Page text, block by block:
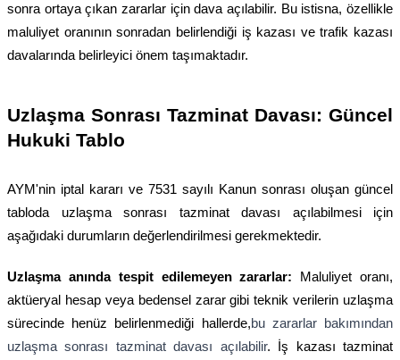
sonra ortaya çıkan zararlar için dava açılabilir. Bu istisna, özellikle
maluliyet oranının sonradan belirlendiği iş kazası ve trafik kazası
davalarında belirleyici önem taşımaktadır.
Uzlaşma Sonrası Tazminat Davası: Güncel
Hukuki Tablo
AYM'nin iptal kararı ve 7531 sayılı Kanun sonrası oluşan güncel
tabloda uzlaşma sonrası tazminat davası açılabilmesi için
aşağıdaki durumların değerlendirilmesi gerekmektedir.
Uzlaşma anında tespit edilemeyen zararlar: Maluliyet oranı,
aktüeryal hesap veya bedensel zarar gibi teknik verilerin uzlaşma
sürecinde henüz belirlenmediği hallerde,bu zararlar bakımından
uzlaşma sonrası tazminat davası açılabilir. İş kazası tazminat